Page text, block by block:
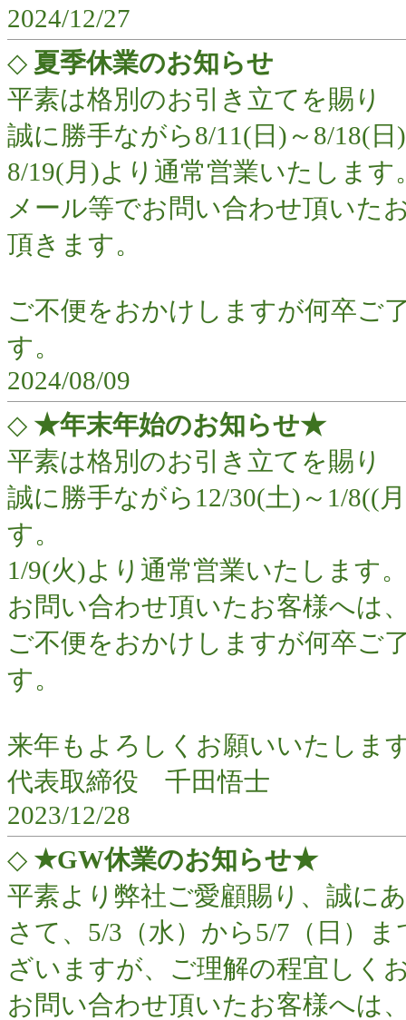
2024/12/27
◇ 夏季休業のお知らせ
平素は格別のお引き立てを賜り
誠に勝手ながら8/11(日)～8/18(
8/19(月)より通常営業いたします
メール等でお問い合わせ頂いた
頂きます。
ご不便をおかけしますが何卒ご
す。
2024/08/09
◇ ★年末年始のお知らせ★
平素は格別のお引き立てを賜り
誠に勝手ながら12/30(土)～1/8((
す。
1/9(火)より通常営業いたします
お問い合わせ頂いたお客様へは
ご不便をおかけしますが何卒ご
す。
来年もよろしくお願いいたしま
代表取締役 千田悟士
2023/12/28
◇ ★GW休業のお知らせ★
平素より弊社ご愛顧賜り、誠に
さて、5/3（水）から5/7（日）
ざいますが、ご理解の程宜しく
お問い合わせ頂いたお客様へは